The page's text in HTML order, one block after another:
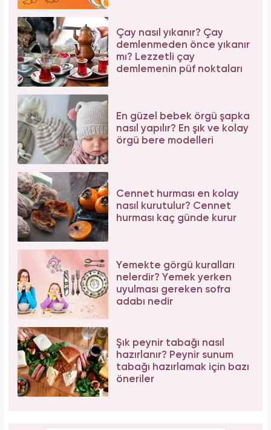
İbrahim Tatlıses hastaneye yattığını açıkladı!
Sosyal medyadan peş peşe açıklama
Tüm dünyada süper besin ilan edildi! Çöpe
atılan yaprakların faydası şaşırttı
Galatasaray'ın yıldız oyuncusu Mauro Icardi